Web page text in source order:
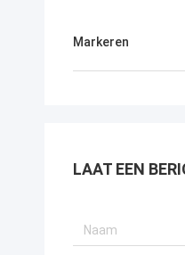
Markeren
LAAT EEN